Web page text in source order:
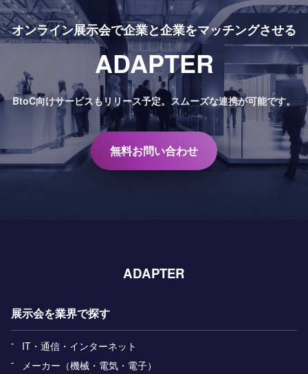
オンライン展示会で企業と企業をマッチングさせる
ADAPTER
BtoC向けサービスもリリース予定。 スムーズな連携が可能です。
無料お問い合わせ
ADAPTER
展示会を業界で探す
IT・通信・インターネット
メーカー（機械・電気・電子）